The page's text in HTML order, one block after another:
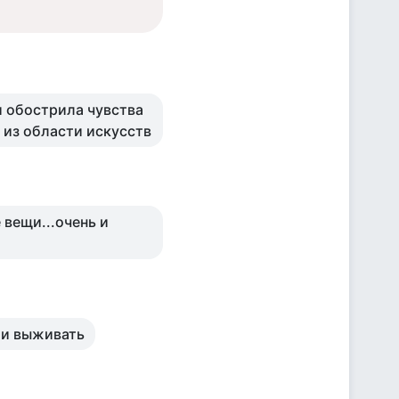
обострила чувства
области искусств
вещи...очень и
выживать